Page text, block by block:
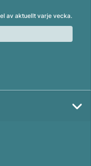
av aktuellt varje vecka.